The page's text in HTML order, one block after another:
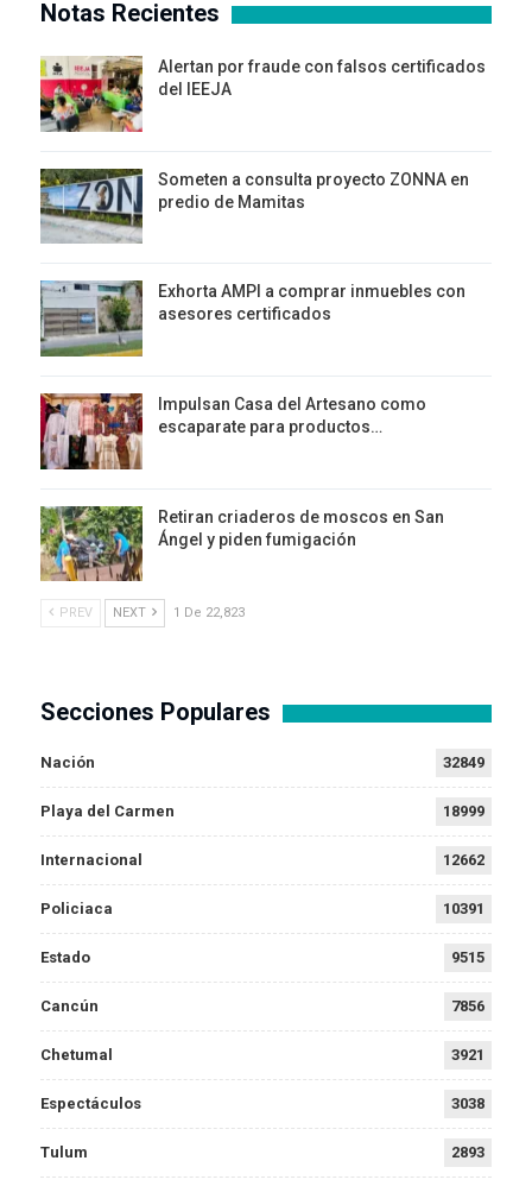
Notas Recientes
Alertan por fraude con falsos certificados
del IEEJA
Someten a consulta proyecto ZONNA en
predio de Mamitas
Exhorta AMPI a comprar inmuebles con
asesores certificados
Impulsan Casa del Artesano como
escaparate para productos…
Retiran criaderos de moscos en San
Ángel y piden fumigación
PREV NEXT 1 De 22,823
Secciones Populares
Nación 32849
Playa del Carmen 18999
Internacional 12662
Policiaca 10391
Estado 9515
Cancún 7856
Chetumal 3921
Espectáculos 3038
Tulum 2893